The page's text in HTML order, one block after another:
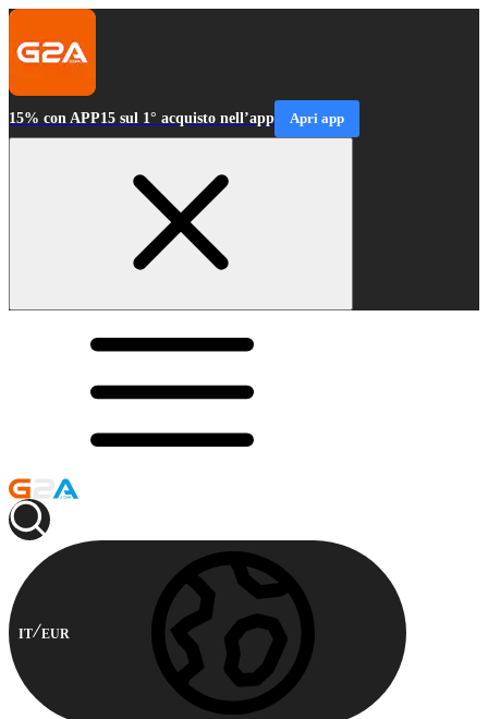
15% con APP15 sul 1° acquisto nell’app Apri app
IT EUR